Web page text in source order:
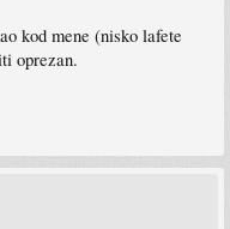
kod mene (nisko lafete
oprezan.